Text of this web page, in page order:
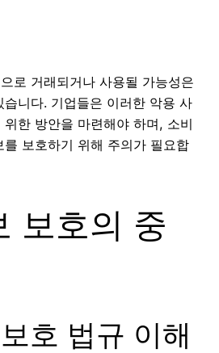
로 거래되거나 사용될 가능성은
니다. 기업들은 이러한 악용 사
한 방안을 마련해야 하며, 소비
보호하기 위해 주의가 필요합
보호의 중
호 법규 이해